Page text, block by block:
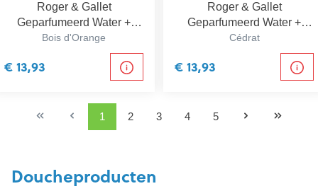
Roger & Gallet
Geparfumeerd Water +
Zeep Geschenkset
Bois d'Orange
€ 13,93
Roger & Gallet
Geparfumeerd Water +
Zeep Geschenkset
Cédrat
€ 13,93
1 2 3 4 5
Doucheproducten